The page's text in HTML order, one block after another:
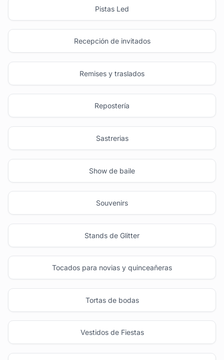
Pistas Led
Recepción de invitados
Remises y traslados
Repostería
Sastrerias
Show de baile
Souvenirs
Stands de Glitter
Tocados para novias y quinceañeras
Tortas de bodas
Vestidos de Fiestas